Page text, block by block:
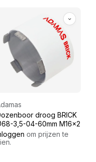
droog BRICK
3,5-04-60mm M16x2
om prijzen te